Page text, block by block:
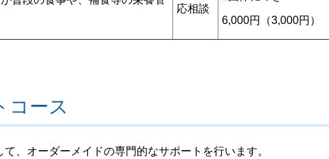
応相談
6,000円（3,000円）
ース
、オーダーメイドの専門的なサポートを行います。